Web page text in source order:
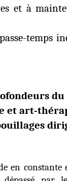
et à
temps
et art-
en constante